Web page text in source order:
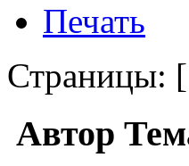
Печать
Страницы: [
Автор